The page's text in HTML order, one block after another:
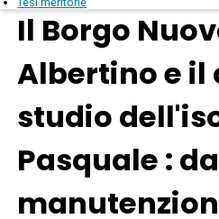
Il Borgo
Albertino e il
studio
Pasquale :